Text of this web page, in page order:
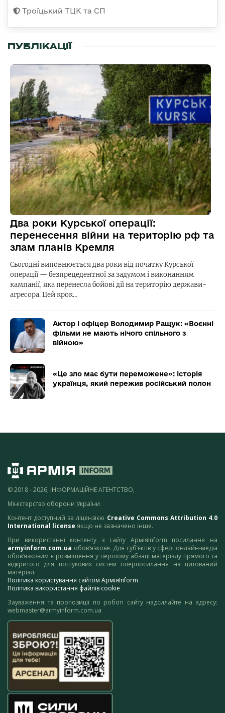
Троїцький ТЦК та СП
ПУБЛІКАЦІЇ
Два роки Курської операції:
перенесення війни на територію рф та
злам планів Кремля
Сьогодні виповнюється два роки від початку Курської
операції — безпрецедентної за задумом і виконанням
кампанії, яка перенесла бойові дії на територію держави-
агресора. Цей крок…
Актор і офіцер Володимир Ращук: «Воєнні
фільми не мають нічого спільного з
війною»
«Це зло має бути переможене»: історія
українця, який пережив російський полон
© 2018 - 2026, ІНФОРМАЦІЙНЕ АГЕНТСТВО,
Міністерство оборони України
Контент доступний за ліцензією Creative Commons Attribution 4.0
International license якщо не зазначено інше.
При використанні контенту з сайту АрміяInform посилання на
armyinform.com.ua обов’язкове. Для суб’єктів у сфері онлайн-медіа
обов’язковим є розміщення у першому абзаці матеріалу прямого та
відкритого для пошукових систем гіперпосилання на цитований
матеріал.
Політика користування сайтом АрміяInform
Політика використання файлів cookie
Зауваження та пропозиції по роботі сайту надсилайте на адресу:
webmaster@armyinform.com.ua